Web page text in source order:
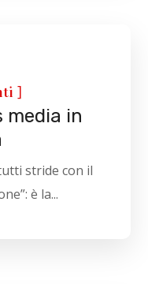
]
media in
stride con il
è la...